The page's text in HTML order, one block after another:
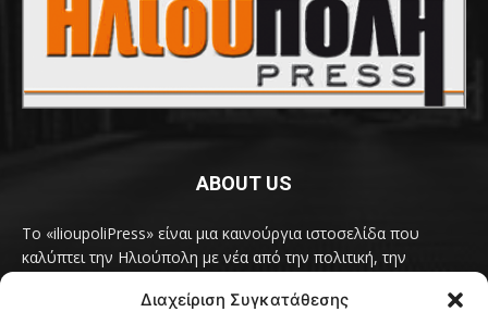
Διαχείριση Συγκατάθεσης
ABOUT US
Το «ilioupoliPress» είναι μια καινούργια ιστοσελίδα που
καλύπτει την Ηλιούπολη με νέα από την πολιτική, την
Ηλιούπολης, των δημοτικών παρατάξεων και των